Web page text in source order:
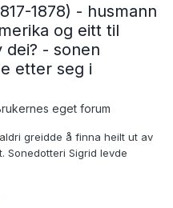
1878) - husmann
og eitt til
dei? - sonen
etter seg i
eget forum
greidde å finna heilt ut av
Sonedotteri Sigrid levde
utan resultat.
meg til, er frå s...